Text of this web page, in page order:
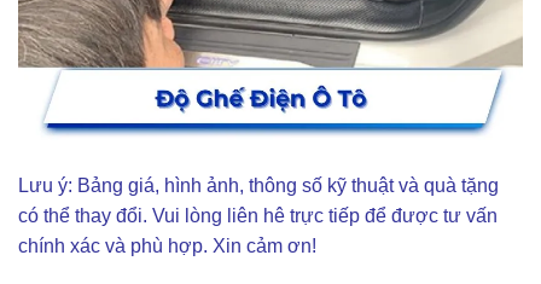
Lưu ý: Bảng giá, hình ảnh, thông số kỹ thuật và quà tặng
có thể thay đổi. Vui lòng liên hê trực tiếp để được tư vấn
chính xác và phù hợp. Xin cảm ơn!